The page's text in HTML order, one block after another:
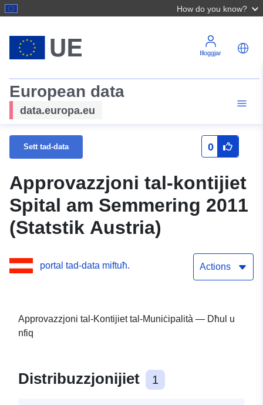
How do you know?
Illoggjar
European data
data.europa.eu
Sett tad-data 0
Approvazzjoni tal-kontijiet
Spital am Semmering 2011
(Statstik Austria)
portal tad-data miftuħ. Actions
Approvazzjoni tal-Kontijiet tal-Muniċipalità — Dħul u
nfiq
Distribuzzjonijiet 1